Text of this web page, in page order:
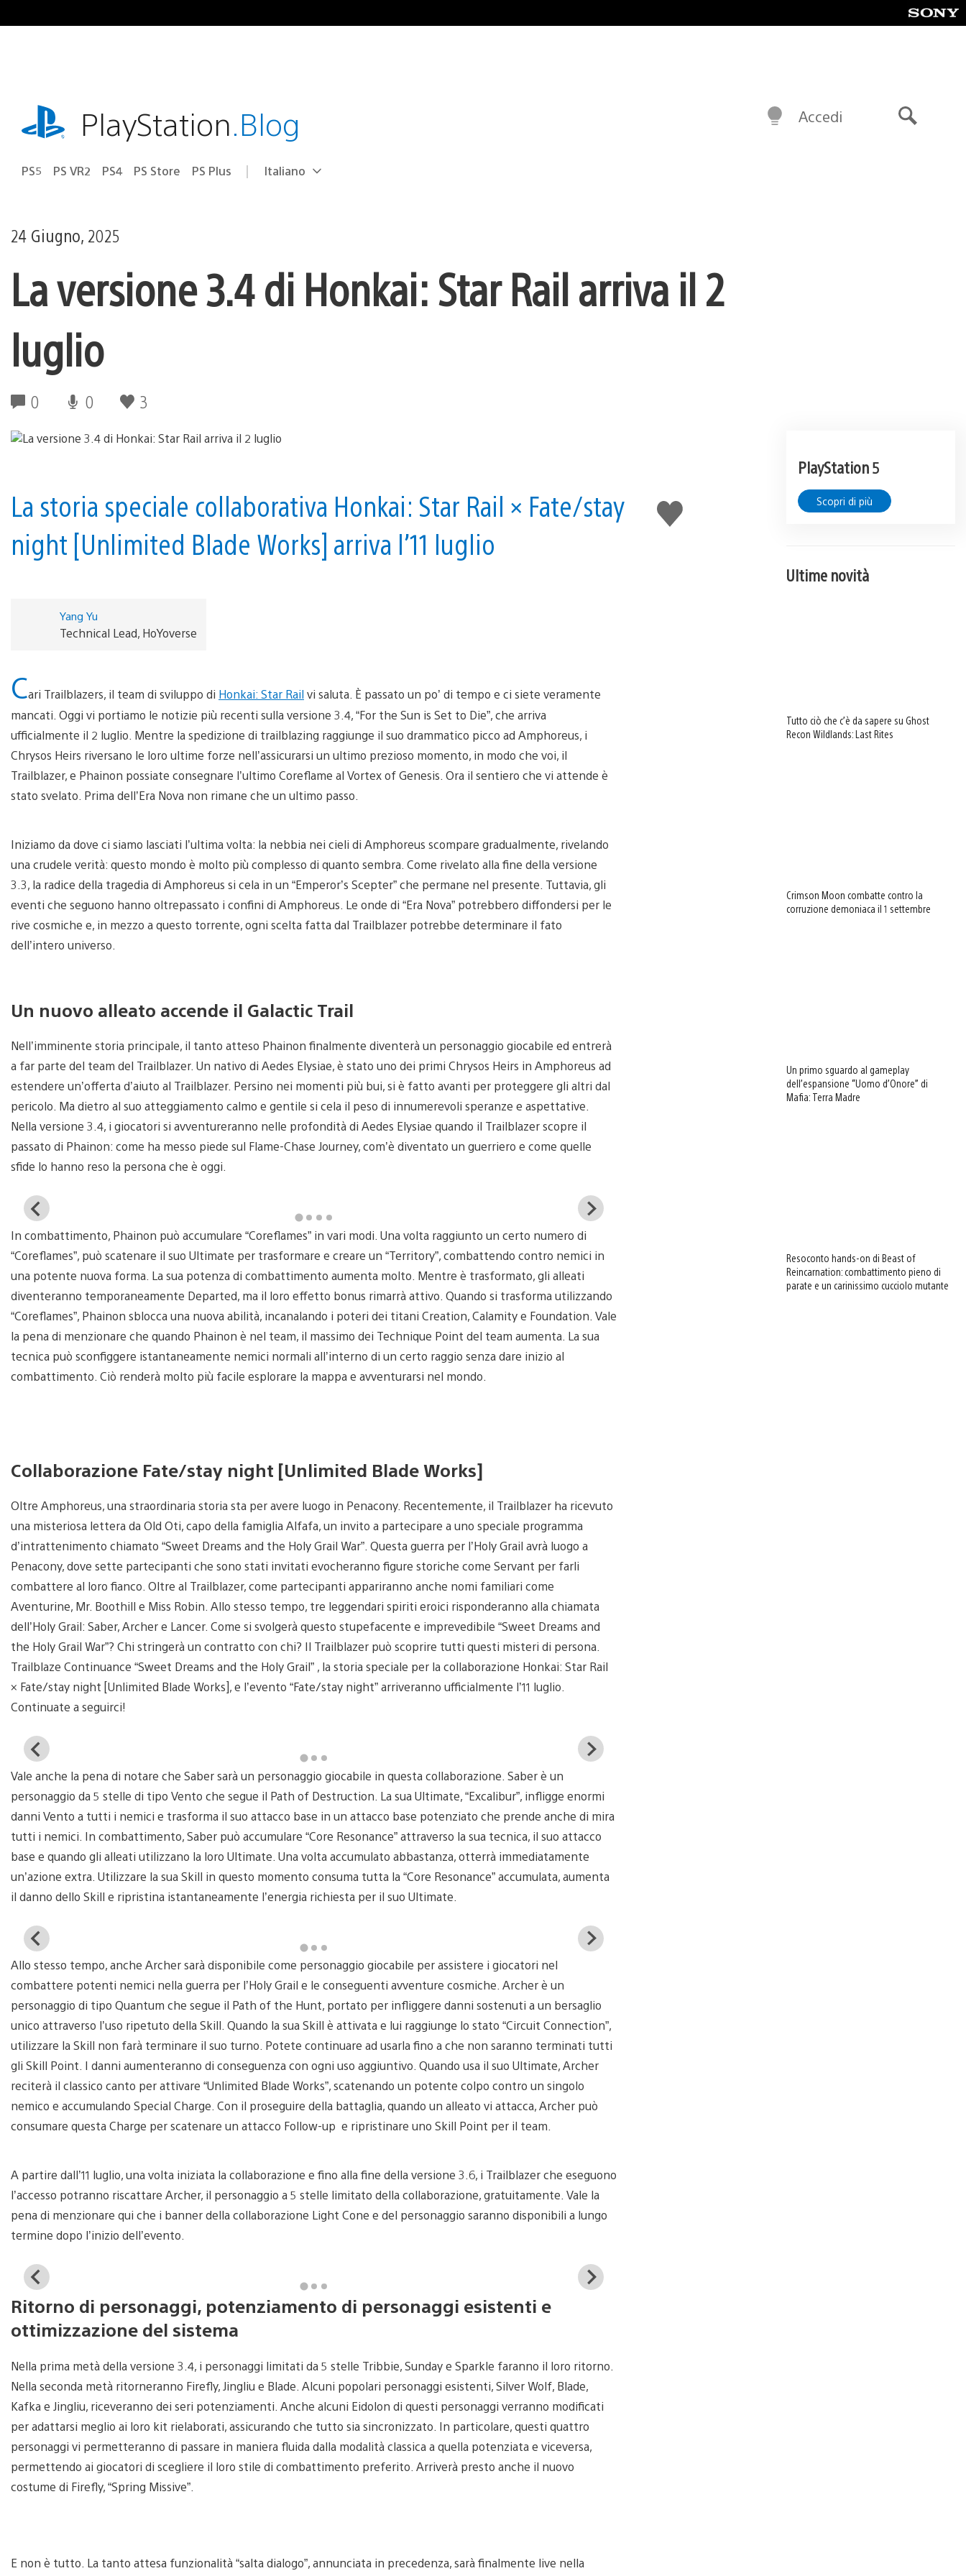
al
playstation.comPlayStation.Blog
PS5 PS VR2 PS4 PS Store PS Plus Seleziona
Regione
Italiano
Accedi
24 Giugno, 2025
La versione 3.4 di Honkai: Star Rail arriva il 2
luglio
0 0 3
Mi
piace
La storia speciale collaborativa Honkai: Star Rail × Fate/stay
night [Unlimited Blade Works] arriva l’11 luglio
Yang Yu
Technical Lead, HoYoverse
Cari Trailblazers, il team di sviluppo di Honkai: Star Railvi saluta. È passato un po’ di tempo e ci siete veramente
mancati. Oggi vi portiamo le notizie più recenti sulla versione 3.4, “For the Sun is Set to Die”, che arriva
ufficialmente il 2 luglio. Mentre la spedizione di trailblazing raggiunge il suo drammatico picco ad Amphoreus, i
Chrysos Heirs riversano le loro ultime forze nell’assicurarsi un ultimo prezioso momento, in modo che voi, il
Trailblazer, e Phainon possiate consegnare l’ultimo Coreflame al Vortex of Genesis. Ora il sentiero che vi attende è
stato svelato. Prima dell’Era Nova non rimane che un ultimo passo.
Iniziamo da dove ci siamo lasciati l’ultima volta: la nebbia nei cieli di Amphoreus scompare gradualmente, rivelando
una crudele verità: questo mondo è molto più complesso di quanto sembra. Come rivelato alla fine della versione
3.3, la radice della tragedia di Amphoreus si cela in un “Emperor’s Scepter” che permane nel presente. Tuttavia, gli
eventi che seguono hanno oltrepassato i confini di Amphoreus. Le onde di “Era Nova” potrebbero diffondersi per le
rive cosmiche e, in mezzo a questo torrente, ogni scelta fatta dal Trailblazer potrebbe determinare il fato
dell’intero universo.
Un nuovo alleato accende il Galactic Trail
Nell’imminente storia principale, il tanto atteso Phainon finalmente diventerà un personaggio giocabile ed entrerà
a far parte del team del Trailblazer. Un nativo di Aedes Elysiae, è stato uno dei primi Chrysos Heirs in Amphoreus ad
estendere un’offerta d’aiuto al Trailblazer. Persino nei momenti più bui, si è fatto avanti per proteggere gli altri dal
pericolo. Ma dietro al suo atteggiamento calmo e gentile si cela il peso di innumerevoli speranze e aspettative.
Nella versione 3.4, i giocatori si avventureranno nelle profondità di Aedes Elysiae quando il Trailblazer scopre il
passato di Phainon: come ha messo piede sul Flame-Chase Journey, com’è diventato un guerriero e come quelle
sfide lo hanno reso la persona che è oggi.
View
download
image
In combattimento, Phainon può accumulare “Coreflames” in vari modi. Una volta raggiunto un certo numero di
“Coreflames”, può scatenare il suo Ultimate per trasformare e creare un “Territory”, combattendo contro nemici in
una potente nuova forma. La sua potenza di combattimento aumenta molto. Mentre è trasformato, gli alleati
diventeranno temporaneamente Departed, ma il loro effetto bonus rimarrà attivo. Quando si trasforma utilizzando
“Coreflames”, Phainon sblocca una nuova abilità, incanalando i poteri dei titani Creation, Calamity e Foundation. Vale
la pena di menzionare che quando Phainon è nel team, il massimo dei Technique Point del team aumenta. La sua
tecnica può sconfiggere istantaneamente nemici normali all’interno di un certo raggio senza dare inizio al
combattimento. Ciò renderà molto più facile esplorare la mappa e avventurarsi nel mondo.
Collaborazione Fate/stay night [Unlimited Blade Works]
Oltre Amphoreus, una straordinaria storia sta per avere luogo in Penacony. Recentemente, il Trailblazer ha ricevuto
una misteriosa lettera da Old Oti, capo della famiglia Alfafa, un invito a partecipare a uno speciale programma
d’intrattenimento chiamato “Sweet Dreams and the Holy Grail War”. Questa guerra per l’Holy Grail avrà luogo a
Penacony, dove sette partecipanti che sono stati invitati evocheranno figure storiche come Servant per farli
combattere al loro fianco. Oltre al Trailblazer, come partecipanti appariranno anche nomi familiari come
Aventurine, Mr. Boothill e Miss Robin. Allo stesso tempo, tre leggendari spiriti eroici risponderanno alla chiamata
dell’Holy Grail: Saber, Archer e Lancer. Come si svolgerà questo stupefacente e imprevedibile “Sweet Dreams and
the Holy Grail War”? Chi stringerà un contratto con chi? Il Trailblazer può scoprire tutti questi misteri di persona.
Trailblaze Continuance “Sweet Dreams and the Holy Grail” , la storia speciale per la collaborazione Honkai: Star Rail
× Fate/stay night [Unlimited Blade Works], e l’evento “Fate/stay night” arriveranno ufficialmente l’11 luglio.
Continuate a seguirci!
View
download
image
Vale anche la pena di notare che Saber sarà un personaggio giocabile in questa collaborazione. Saber è un
personaggio da 5 stelle di tipo Vento che segue il Path of Destruction. La sua Ultimate, “Excalibur”, infligge enormi
danni Vento a tutti i nemici e trasforma il suo attacco base in un attacco base potenziato che prende anche di mira
tutti i nemici. In combattimento, Saber può accumulare “Core Resonance” attraverso la sua tecnica, il suo attacco
base e quando gli alleati utilizzano la loro Ultimate. Una volta accumulato abbastanza, otterrà immediatamente
un’azione extra. Utilizzare la sua Skill in questo momento consuma tutta la “Core Resonance” accumulata, aumenta
il danno dello Skill e ripristina istantaneamente l’energia richiesta per il suo Ultimate.
View
download
image
Allo stesso tempo, anche Archer sarà disponibile come personaggio giocabile per assistere i giocatori nel
combattere potenti nemici nella guerra per l’Holy Grail e le conseguenti avventure cosmiche. Archer è un
personaggio di tipo Quantum che segue il Path of the Hunt, portato per infliggere danni sostenuti a un bersaglio
unico attraverso l’uso ripetuto della Skill. Quando la sua Skill è attivata e lui raggiunge lo stato “Circuit Connection”,
utilizzare la Skill non farà terminare il suo turno. Potete continuare ad usarla fino a che non saranno terminati tutti
gli Skill Point. I danni aumenteranno di conseguenza con ogni uso aggiuntivo. Quando usa il suo Ultimate, Archer
reciterà il classico canto per attivare “Unlimited Blade Works”, scatenando un potente colpo contro un singolo
nemico e accumulando Special Charge. Con il proseguire della battaglia, quando un alleato vi attacca, Archer può
consumare questa Charge per scatenare un attacco Follow-up e ripristinare uno Skill Point per il team.
A partire dall’11 luglio, una volta iniziata la collaborazione e fino alla fine della versione 3.6, i Trailblazer che eseguono
l’accesso potranno riscattare Archer, il personaggio a 5 stelle limitato della collaborazione, gratuitamente. Vale la
pena di menzionare qui che i banner della collaborazione Light Cone e del personaggio saranno disponibili a lungo
termine dopo l’inizio dell’evento.
View
download
image
Ritorno di personaggi, potenziamento di personaggi esistenti e
ottimizzazione del sistema
Nella prima metà della versione 3.4, i personaggi limitati da 5 stelle Tribbie, Sunday e Sparkle faranno il loro ritorno.
Nella seconda metà ritorneranno Firefly, Jingliu e Blade. Alcuni popolari personaggi esistenti, Silver Wolf, Blade,
Kafka e Jingliu, riceveranno dei seri potenziamenti. Anche alcuni Eidolon di questi personaggi verranno modificati
per adattarsi meglio ai loro kit rielaborati, assicurando che tutto sia sincronizzato. In particolare, questi quattro
personaggi vi permetteranno di passare in maniera fluida dalla modalità classica a quella potenziata e viceversa,
permettendo ai giocatori di scegliere il loro stile di combattimento preferito. Arriverà presto anche il nuovo
costume di Firefly, “Spring Missive”.
E non è tutto. La tanto attesa funzionalità “salta dialogo”, annunciata in precedenza, sarà finalmente live nella
PlayStation 5
Scopri di più
Ultime novità
Tutto ciò che c’è da sapere su Ghost
Recon Wildlands: Last Rites
Crimson Moon combatte contro la
corruzione demoniaca il 1 settembre
Un primo sguardo al gameplay
dell’espansione “Uomo d’Onore” di
Mafia: Terra Madre
Resoconto hands-on di Beast of
Reincarnation: combattimento pieno di
parate e un carinissimo cucciolo mutante